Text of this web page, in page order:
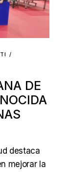
DE
destaca
mejorar la